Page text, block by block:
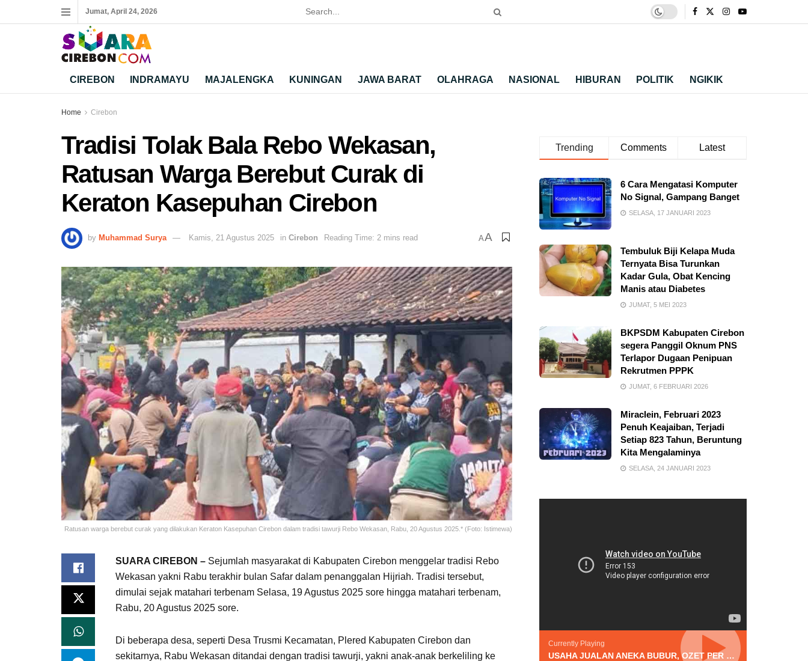
Jumat, April 24, 2026
CIREBON INDRAMAYU MAJALENGKA KUNINGAN JAWA BARAT OLAHRAGA NASIONAL HIBURAN POLITIK NGIKIK
Home Cirebon
Tradisi Tolak Bala Rebo Wekasan,
Ratusan Warga Berebut Curak di
Keraton Kasepuhan Cirebon
by Muhammad Surya Kamis, 21 Agustus 2025 in Cirebon Reading Time: 2 mins read AA
Ratusan warga berebut curak yang dilakukan Keraton Kasepuhan Cirebon dalam tradisi tawurji Rebo Wekasan, Rabu, 20 Agustus 2025.* (Foto: Istimewa)
SUARA CIREBON – Sejumlah masyarakat di Kabupaten Cirebon menggelar tradisi Rebo
Wekasan yakni Rabu terakhir bulan Safar dalam penanggalan Hijriah. Tradisi tersebut,
dimulai sejak matahari terbenam Selasa, 19 Agustus 2025 sore hingga matahari terbenam,
Rabu, 20 Agustus 2025 sore.
Di beberapa desa, seperti Desa Trusmi Kecamatan, Plered Kabupaten Cirebon dan
sekitarnya, Rabu Wekasan ditandai dengan tradisi tawurji, yakni anak-anak berkeliling ke
Trending Comments Latest
6 Cara Mengatasi Komputer
No Signal, Gampang Banget
SELASA, 17 JANUARI 2023
Tembuluk Biji Kelapa Muda
Ternyata Bisa Turunkan
Kadar Gula, Obat Kencing
Manis atau Diabetes
JUMAT, 5 MEI 2023
BKPSDM Kabupaten Cirebon
segera Panggil Oknum PNS
Terlapor Dugaan Penipuan
Rekrutmen PPPK
JUMAT, 6 FEBRUARI 2026
Miraclein, Februari 2023
Penuh Keajaiban, Terjadi
Setiap 823 Tahun, Beruntung
Kita Mengalaminya
SELASA, 24 JANUARI 2023
Currently Playing
USAHA JUALAN ANEKA BUBUR, OZET PER HARI TEMBUS RP.3 JUTA